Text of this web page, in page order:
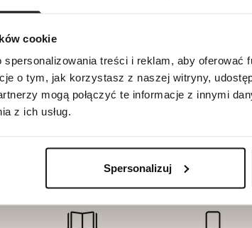
cookie
treści i reklam, aby oferować
o tym, jak korzystasz z naszej witryny,
mogą połączyć te informacje z innymi
z ich usług.
Spersonalizuj